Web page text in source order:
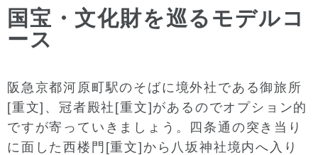
国宝・文化財を巡るモデルコ
ース
阪急京都河原町駅のそばに境外社である御旅所
[重文]、冠者殿社[重文]があるのでオプション的
ですが寄っていきましょう。四条通の突き当り
に面した西楼門[重文]から八坂神社境内へ入り